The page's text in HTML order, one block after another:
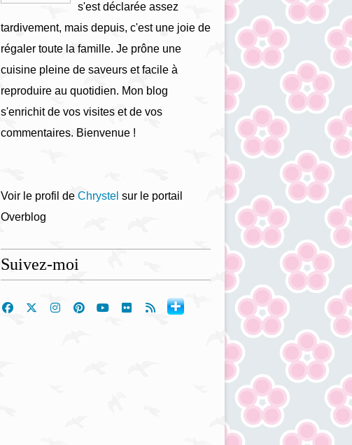
s'est déclarée assez
tardivement, mais depuis, c'est une joie de
régaler toute la famille. Je prône une
cuisine pleine de saveurs et facile à
reproduire au quotidien. Mon blog
s'enrichit de vos visites et de vos
commentaires. Bienvenue !
Voir le profil de Chrystel sur le portail
Overblog
Suivez-moi